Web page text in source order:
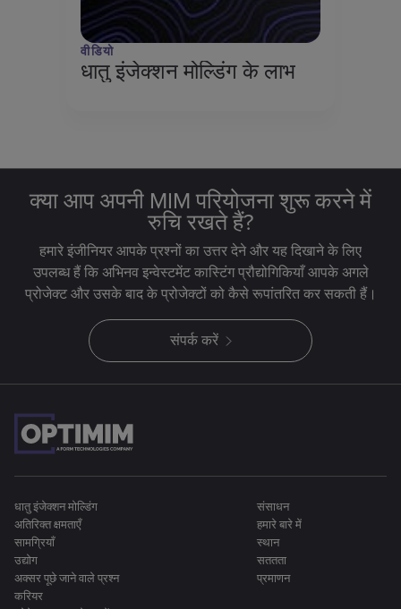
वीडियो
धातु इंजेक्शन मोल्डिंग के लाभ
क्या आप अपनी MIM परियोजना शुरू करने में
रुचि रखते हैं?
हमारे इंजीनियर आपके प्रश्नों का उत्तर देने और यह दिखाने के लिए
उपलब्ध हैं कि अभिनव इन्वेस्टमेंट कास्टिंग प्रौद्योगिकियाँ आपके अगले
प्रोजेक्ट और उसके बाद के प्रोजेक्टों को कैसे रूपांतरित कर सकती हैं।
संपर्क करें
धातु इंजेक्शन मोल्डिंग
अतिरिक्त क्षमताएँ
सामग्रियाँ
उद्योग
अक्सर पूछे जाने वाले प्रश्न
संसाधन
हमारे बारे में
स्थान
सततता
प्रमाणन
करियर